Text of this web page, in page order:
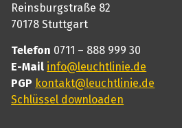
Reinsburgstraße 82
70178 Stuttgart
Telefon 0711 – 888 999 30
E-Mail info@leuchtlinie.de
PGP kontakt@leuchtlinie.de
Schlüssel downloaden